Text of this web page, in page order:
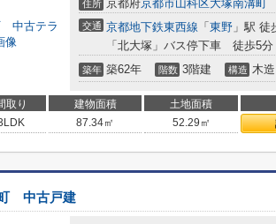
住所 京都府京都市山科区大塚南溝町
交通 京都地下鉄東西線 「 東野 」駅 徒
「北大塚」バス停下車 徒歩5分
築年 築62年 階数 3階建 構造 木造
取り 建物面積 土地面積
87.34㎡ 52.29㎡
中古戸建